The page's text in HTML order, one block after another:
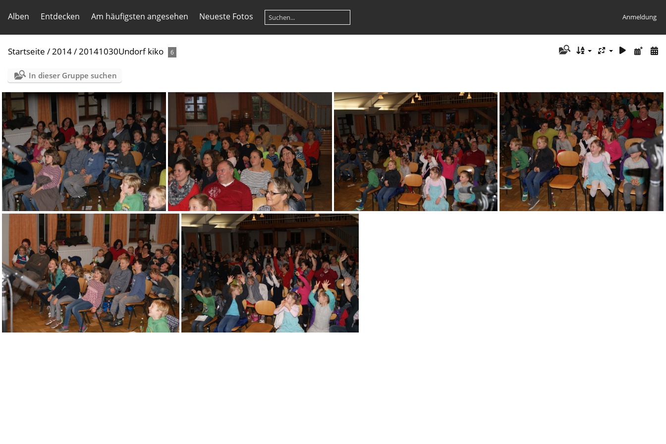
Alben Entdecken Am häufigsten angesehen Neueste Fotos Anmeldung
Startseite /2014/20141030Undorf kiko 6
In dieser Gruppe suchen
DSC01158 DSC01160